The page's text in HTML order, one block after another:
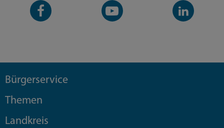
Facebook-
Seite
YouTube-
Kanal
LinkedIn-
Kanal
Bürgerservice
Themen
Landkreis